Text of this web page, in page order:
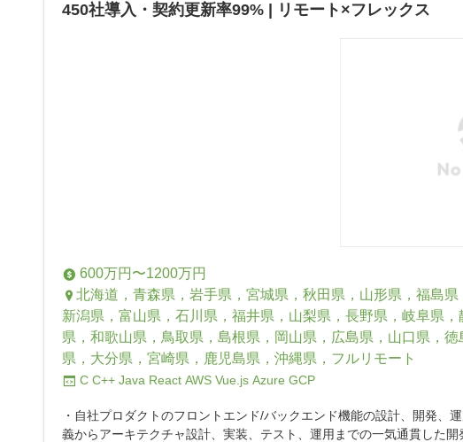
450社導入・契約更新率99% | リモート×フレックス
600万円〜1200万円
北海道，青森県，岩手県，宮城県，秋田県，山形県，福島
新潟県，富山県，石川県，福井県，山梨県，長野県，岐阜県
県，和歌山県，鳥取県，島根県，岡山県，広島県，山口県，
県，大分県，宮崎県，鹿児島県，沖縄県，フルリモート
C C++ Java React AWS Vue.js Azure GCP
・自社プロダクトのフロントエンド/バックエンド機能の設計、開発
義からアーキテクチャ設計、実装、テスト、運用までの一気通貫した